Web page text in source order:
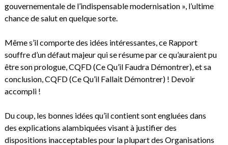
gouvernementale de l’indispensable modernisation », l’ultime
chance de salut en quelque sorte.
Même s’il comporte des idées intéressantes, ce Rapport
souffre d’un défaut majeur qui se résume par ce qu’auraient pu
être son prologue, CQFD (Ce Qu’il Faudra Démontrer), et sa
conclusion, CQFD (Ce Qu’il Fallait Démontrer) ! Devoir
accompli !
Du coup, les bonnes idées qu’il contient sont engluées dans
des explications alambiquées visant à justifier des
dispositions inacceptables pour la plupart des Organisations